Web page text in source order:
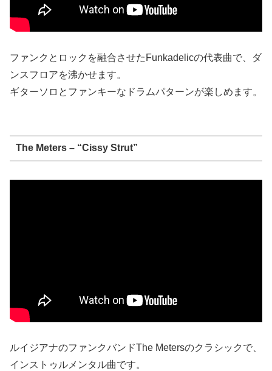
ファンクとロックを融合させたFunkadelicの代表曲で、ダ
ンスフロアを沸かせます。
ギターソロとファンキーなドラムパターンが楽しめます。
The Meters – “Cissy Strut”
ルイジアナのファンクバンドThe Metersのクラシックで、
インストゥルメンタル曲です。